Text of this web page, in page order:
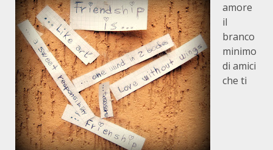
amore
il
branco
minimo
di amici
che ti